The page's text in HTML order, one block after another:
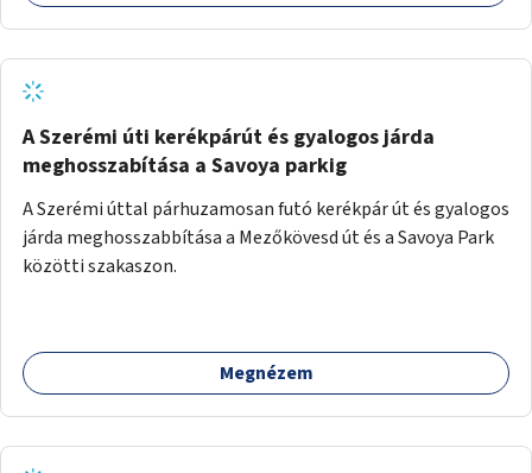
A Szerémi úti kerékpárút és gyalogos járda
meghosszabítása a Savoya parkig
A Szerémi úttal párhuzamosan futó kerékpár út és gyalogos
járda meghosszabbítása a Mezőkövesd út és a Savoya Park
közötti szakaszon.
Megnézem